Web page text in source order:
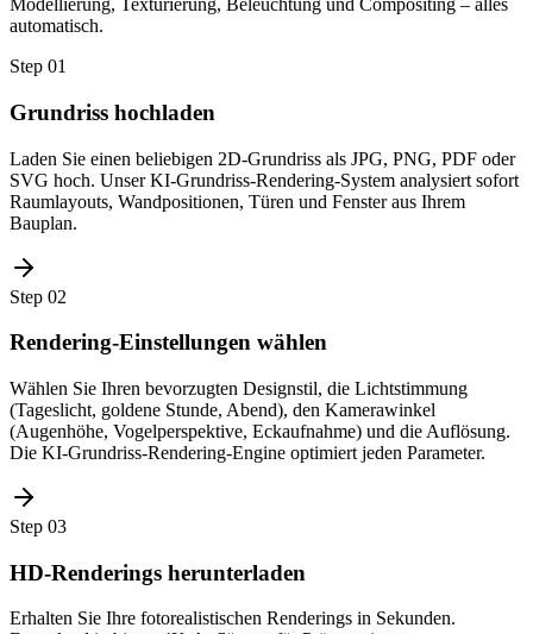
Modellierung, Texturierung, Beleuchtung und Compositing – alles
automatisch.
Step 01
Grundriss hochladen
Laden Sie einen beliebigen 2D-Grundriss als JPG, PNG, PDF oder
SVG hoch. Unser KI-Grundriss-Rendering-System analysiert sofort
Raumlayouts, Wandpositionen, Türen und Fenster aus Ihrem
Bauplan.
Step 02
Rendering-Einstellungen wählen
Wählen Sie Ihren bevorzugten Designstil, die Lichtstimmung
(Tageslicht, goldene Stunde, Abend), den Kamerawinkel
(Augenhöhe, Vogelperspektive, Eckaufnahme) und die Auflösung.
Die KI-Grundriss-Rendering-Engine optimiert jeden Parameter.
Step 03
HD-Renderings herunterladen
Erhalten Sie Ihre fotorealistischen Renderings in Sekunden.